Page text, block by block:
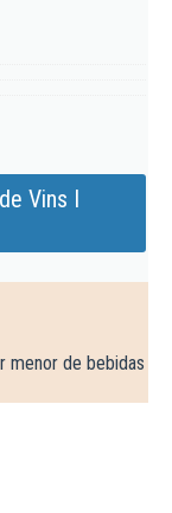
Vins I
menor de bebidas